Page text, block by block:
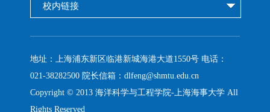
校内链接
地址： 上海浦东新区临港新城海港大道1550号电话：
021-38282500 院长信箱：dlfeng@shmtu.edu.cn
Copyright © 2013 海洋科学与工程学院-上海海事大学 All
Rights Reserved